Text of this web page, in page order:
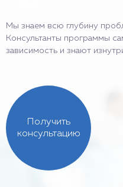
Мы знаем всю глубину
Консультанты программы
зависимость и знают
Получить
консультацию